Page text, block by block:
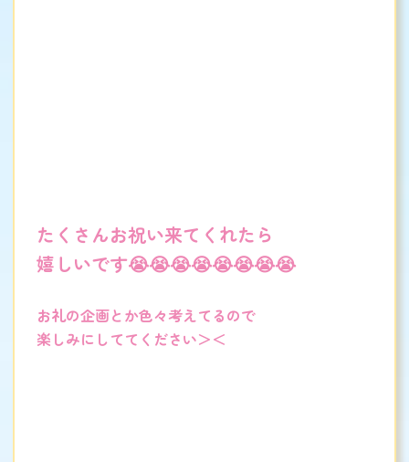
たくさんお祝い来てくれたら
嬉しいです😭😭😭😭😭😭😭😭
お礼の企画とか色々考えてるので
楽しみにしててください＞＜